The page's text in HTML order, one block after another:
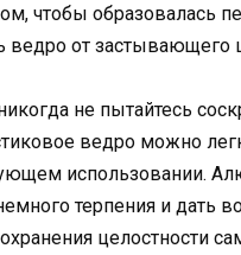
чтобы образовалась
ведро от застывающего
не пытайтесь
ведро можно
использовании.
терпения и дать
целостности